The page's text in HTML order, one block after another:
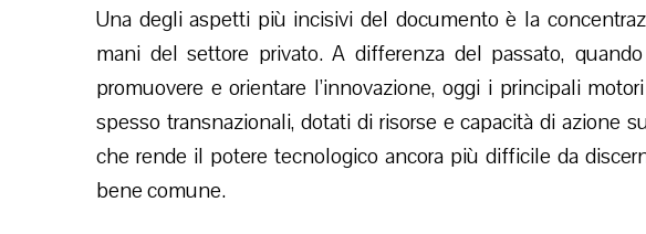
Una degli aspetti più incisivi del documento è la
mani del settore privato. A differenza del passato,
promuovere e orientare l’innovazione, oggi i principali
spesso transnazionali, dotati di risorse e capacità di azione
che rende il potere tecnologico ancora più difficile da
bene comune.